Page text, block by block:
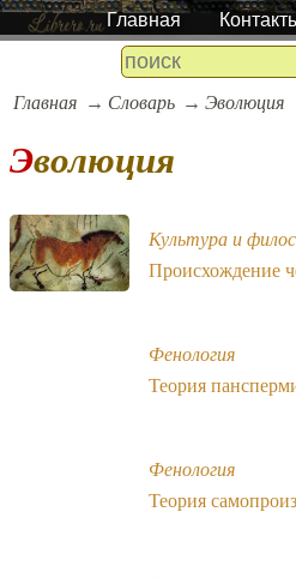
Главная
Главная Словарь Эволюция
Эволюция
Культура и
Происхождение
Фенология
Теория
Фенология
Теория